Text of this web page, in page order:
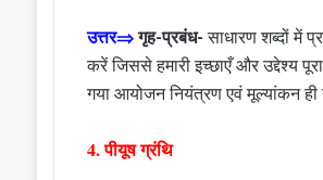
उत्तर⇒गृह-प्रबंध- साधारण शब्दों में
करें जिससे हमारी इच्छाएँ और उद्देश्य
गया आयोजन नियंत्रण एवं मूल्यांकन ही
4. पीयूष ग्रंथि